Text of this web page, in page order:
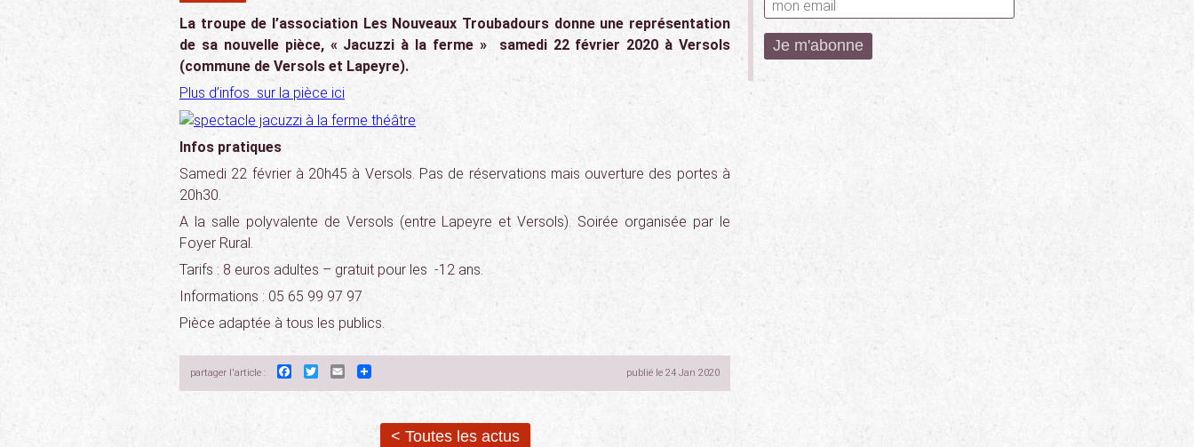
La troupe de l’association Les Nouveaux Troubadours donne une représentation
de sa nouvelle pièce, « Jacuzzi à la ferme » samedi 22 février 2020 à Versols
(commune de Versols et Lapeyre).
Plus d’infos sur la pièce ici
Infos pratiques
Samedi 22 février à 20h45 à Versols. Pas de réservations mais ouverture des portes à
20h30.
A la salle polyvalente de Versols (entre Lapeyre et Versols). Soirée organisée par le
Foyer Rural.
Tarifs : 8 euros adultes – gratuit pour les -12 ans.
Informations : 05 65 99 97 97
Pièce adaptée à tous les publics.
partager l'article : Facebook
TwitterEmail publié le 24 Jan 2020
< Toutes les actus